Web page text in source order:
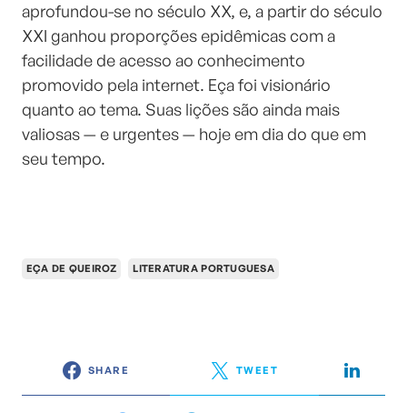
aprofundou-se no século XX, e, a partir do século
XXI ganhou proporções epidêmicas com a
facilidade de acesso ao conhecimento
promovido pela internet. Eça foi visionário
quanto ao tema. Suas lições são ainda mais
valiosas — e urgentes — hoje em dia do que em
seu tempo.
EÇA DE QUEIROZ LITERATURA PORTUGUESA
SHARE TWEET